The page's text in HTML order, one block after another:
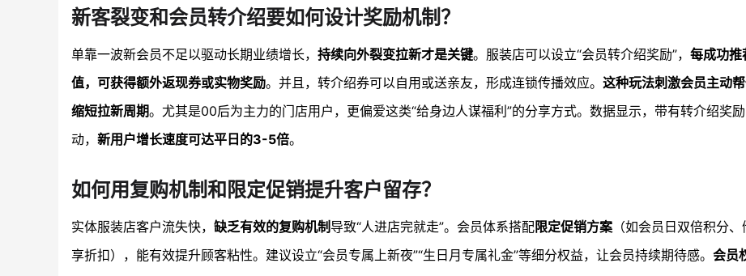
新客裂变和会员转介绍要如何设计奖励机制？
单靠一波新会员不足以驱动长期业绩增长， 持续向外裂变拉新才是关键。服装店可以设立“会员转介绍奖励”， 每成功推
值，可获得额外返现券或实物奖励。并且，转介绍券可以自用或送亲友，形成连锁传播效应。 这种玩法刺激会员主动帮
缩短拉新周期。尤其是00后为主力的门店用户，更偏爱这类“给身边人谋福利”的分享方式。数据显示，带有转介绍奖
动， 新用户增长速度可达平日的3-5倍。
如何用复购机制和限定促销提升客户留存？
实体服装店客户流失快， 缺乏有效的复购机制 导致“人进店完就走”。会员体系搭配限定促销方案 （如会员日双倍积分
享折扣），能有效提升顾客粘性。建议设立“会员专属上新夜”“生日月专属礼金”等细分权益，让会员持续期待感。 会员